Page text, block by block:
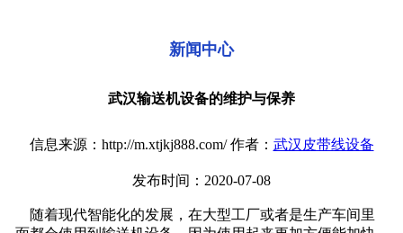
新闻中心
武汉输送机设备的维护与保养
信息来源：http://m.xtjkj888.com/ 作者： 武汉皮带线设备
发布时间：2020-07-08
随着现代智能化的发展，在大型工厂或者是生产车间里